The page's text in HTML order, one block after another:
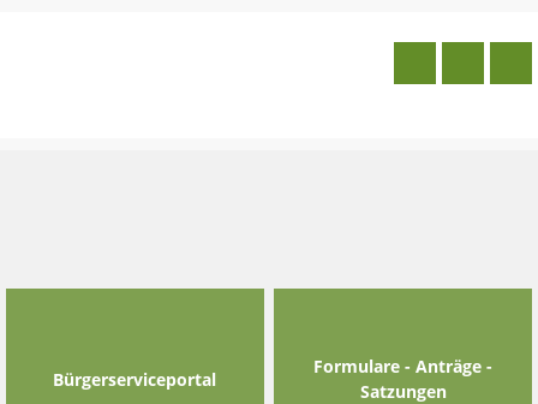
Bürgerserviceportal
Formulare - Anträge -
Satzungen